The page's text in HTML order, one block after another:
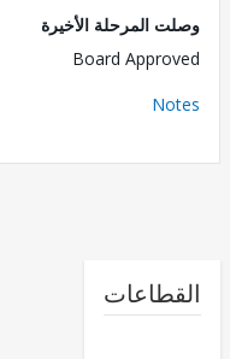
المرحلة الأخيرة
Board